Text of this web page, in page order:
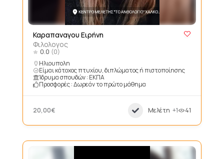
Καραπαναγου Ειρήνη
Φιλολογος
0.0 (0)
Ηλιουπολη
Είμαι κάτοχος πτυχίου, διπλώματος ή πιστοποίησης
Ίδρυμα σπουδών : ΕΚΠΑ
Προσφορές : Δωρεάν το πρώτο μάθημα
20,00€ Μελέτη +1 41